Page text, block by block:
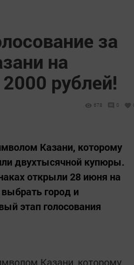
за
на
рублей!
678 0
Казани, которому
двухтысячной купюры.
открыли 28 июня на
город и
этап голосования
Казани, которому